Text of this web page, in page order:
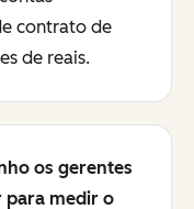
contrato de
de reais.
os gerentes
para medir o